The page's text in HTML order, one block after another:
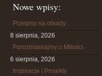
Nowe wpisy:
Przepisy na obiady
8 sierpnia, 2026
Porozmawiajmy o Miłości
6 sierpnia, 2026
Inspiracje i Projekty